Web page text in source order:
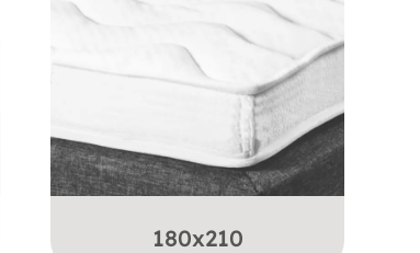
180x210